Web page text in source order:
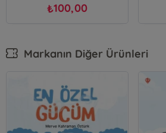
Bünyamin Erul
₺100,00
Markanın Diğer Ürünleri